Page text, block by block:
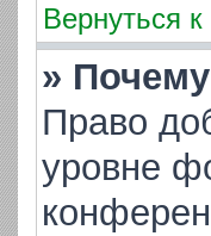
Вернуться
»
Право
уровне